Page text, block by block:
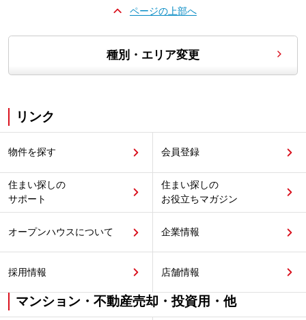
ページの上部へ
種別・エリア変更
リンク
物件を探す 会員登録
住まい探しの
サポート
住まい探しの
お役立ちマガジン
オープンハウスについて 企業情報
採用情報 店舗情報
マンション・不動産売却・投資用・他